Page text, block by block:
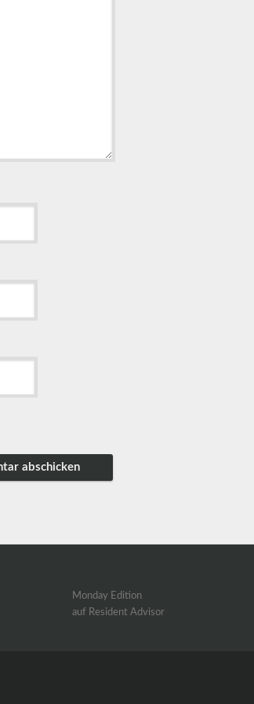
Monday Edition
auf Resident Advisor